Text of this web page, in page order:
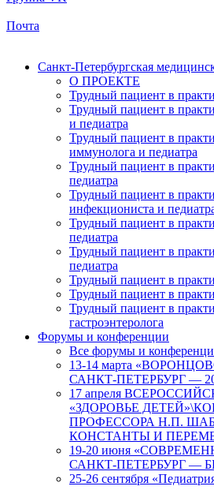
Почта
Санкт-Петербургская
О ПРОЕКТЕ
Трудный пациент в
Трудный пациент в
и педиатра
Трудный пациент в
иммунолога и педиатра
Трудный пациент в
педиатра
Трудный пациент в
инфекциониста и
Трудный пациент в
педиатра
Трудный пациент в
педиатра
Трудный пациент в
Трудный пациент в
Трудный пациент в
гастроэнтеролога
Форумы и конференции
Все форумы и
13-14 марта
САНКТ-ПЕТЕРБУРГ —
17 апреля
«ЗДОРОВЬЕ
ПРОФЕССОРА Н.П.
КОНСТАНТЫ И
19-20 июня
САНКТ-ПЕТЕРБУРГ —
25-26 сентября